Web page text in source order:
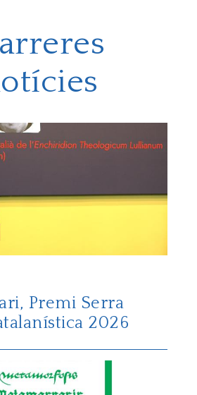
Premi Serra
2026